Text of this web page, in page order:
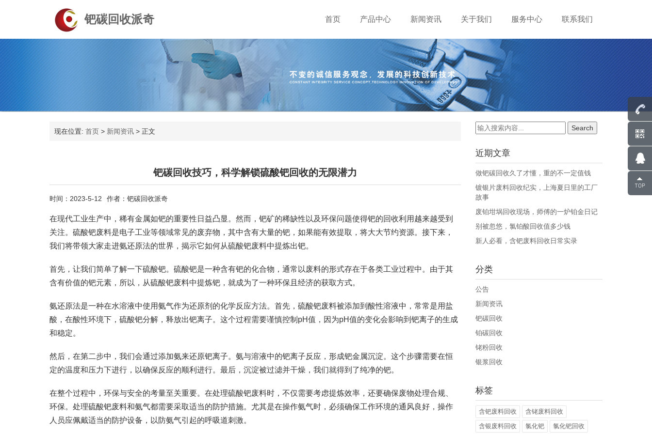
钯碳回收派奇 首页 产品中心 新闻资讯 关于我们 服务中心 联系我们
现在位置: 首页 > 新闻资讯 > 正文
钯碳回收技巧，科学解锁硫酸钯回收的无限潜力
时间：2023-5-12 作者：钯碳回收派奇
在现代工业生产中，稀有金属如钯的重要性日益凸显。然而，钯矿的稀缺性以及环保问题使得钯的回收利用越来越受到
关注。硫酸钯废料是电子工业等领域常见的废弃物，其中含有大量的钯，如果能有效提取，将大大节约资源。接下来，
我们将带领大家走进氨还原法的世界，揭示它如何从硫酸钯废料中提炼出钯。
首先，让我们简单了解一下硫酸钯。硫酸钯是一种含有钯的化合物，通常以废料的形式存在于各类工业过程中。由于其
含有价值的钯元素，所以，从硫酸钯废料中提炼钯，就成为了一种环保且经济的获取方式。
氨还原法是一种在水溶液中使用氨气作为还原剂的化学反应方法。首先，硫酸钯废料被添加到酸性溶液中，常常是用盐
酸，在酸性环境下，硫酸钯分解，释放出钯离子。这个过程需要谨慎控制pH值，因为pH值的变化会影响到钯离子的生成
和稳定。
然后，在第二步中，我们会通过添加氨来还原钯离子。氨与溶液中的钯离子反应，形成钯金属沉淀。这个步骤需要在恒
定的温度和压力下进行，以确保反应的顺利进行。最后，沉淀被过滤并干燥，我们就得到了纯净的钯。
在整个过程中，环保与安全的考量至关重要。在处理硫酸钯废料时，不仅需要考虑提炼效率，还要确保废物处理合规、
环保。处理硫酸钯废料和氨气都需要采取适当的防护措施。尤其是在操作氨气时，必须确保工作环境的通风良好，操作
人员应佩戴适当的防护设备，以防氨气引起的呼吸道刺激。
近期文章
做钯碳回收久了才懂，重的不一定值钱
镀银片废料回收纪实，上海夏日里的工厂
故事
废铂坩埚回收现场，师傅的一炉铂金日记
别被忽悠，氯铂酸回收值多少钱
新人必看，含钯废料回收日常实录
分类
公告
新闻资讯
钯碳回收
铂碳回收
铑粉回收
银浆回收
标签
含钯废料回收
含铑废料回收
含银废料回收
氯化钯 氯化钯回收